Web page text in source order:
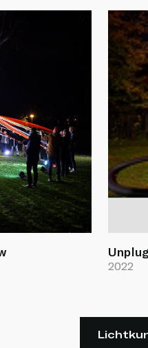
2022